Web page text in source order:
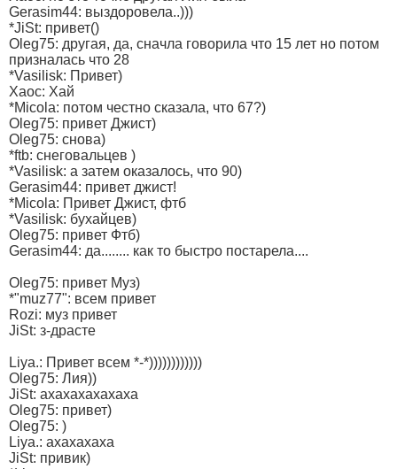
Gerasim44: выздоровела..)))
*JiSt: привет()
Oleg75: другая, да, сначла говорила что 15 лет но потом
призналась что 28
*Vasilisk: Привет)
Xaoc: Хай
*Micola: потом честно сказала, что 67?)
Oleg75: привет Джист)
Oleg75: снова)
*ftb: снеговальцев )
*Vasilisk: а затем оказалось, что 90)
Gerasim44: привет джист!
*Micola: Привет Джист, фтб
*Vasilisk: бухайцев)
Oleg75: привет Фтб)
Gerasim44: да........ как то быстро постарела....
Oleg75: привет Муз)
*"muz77": всем привет
Rozi: муз привет
JiSt: з-драсте
Liya.: Привет всем *-*))))))))))))
Oleg75: Лия))
JiSt: ахахахахахаха
Oleg75: привет)
Oleg75: )
Liya.: ахахахаха
JiSt: привик)